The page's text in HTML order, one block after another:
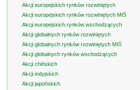
Akcji europejskich rynków rozwiniętych
Akcji europejskich rynków rozwiniętych MIŚ
Akcji europejskich rynków wschodzących
Akcji globalnych rynków rozwiniętych
Akcji globalnych rynków rozwiniętych MIŚ
Akcji globalnych rynków wschodzących
Akcji chińskich
Akcji indyjskich
Akcji japońskich